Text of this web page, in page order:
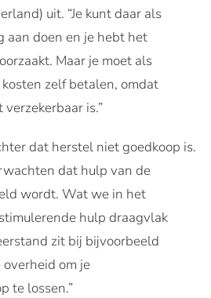
uit. “Je kunt daar als
doen en je hebt het
Maar je moet als
zelf betalen, omdat
is.”
dat herstel niet goedkoop is.
dat hulp van de
wordt. Wat we in het
hulp draagvlak
zit bij bijvoorbeeld
om je
te lossen.”